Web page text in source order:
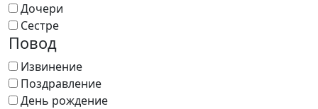
Дочери
Сестре
Повод
Извинение
Поздравление
День рождение